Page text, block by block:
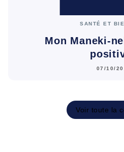
SANTÉ ET
Mon Maneki-
07/10/
Voir toute la